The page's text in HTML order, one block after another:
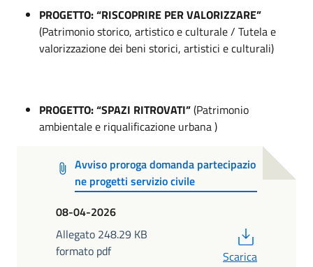
PROGETTO:“RISCOPRIRE PER VALORIZZARE”
(Patrimonio storico, artistico e culturale / Tutela e
valorizzazione dei beni storici, artistici e culturali)
PROGETTO: “SPAZI RITROVATI”(Patrimonio
ambientale e riqualificazione urbana )
Avviso proroga domanda partecipazio
ne progetti servizio civile
08-04-2026
Allegato 248.29 KB
formato pdf
Scarica